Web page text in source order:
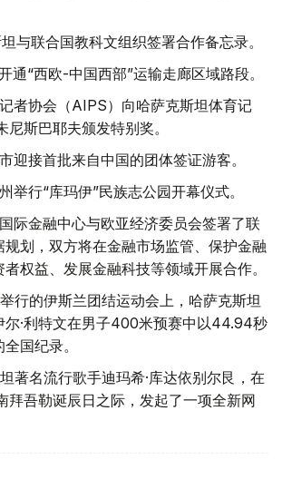
与联合国教科文组织签署合作备忘录。
通“西欧-中国西部”运输走廊区域路段。
者协会（AIPS）向哈萨克斯坦体育记
尼斯巴耶夫颁发特别奖。
迎接首批来自中国的团体签证游客。
举行“库玛伊”民族志公园开幕仪式。
际金融中心与欧亚经济委员会签署了联
划，双方将在金融市场监管、保护金融
权益、发展金融科技等领域开展合作。
行的伊斯兰团结运动会上，哈萨克斯坦
尔·利特文在男子400米预赛中以44.94秒
国纪录。
著名流行歌手迪玛希·库达依别尔艮，在
拜吾勒诞辰日之际，发起了一项全新网